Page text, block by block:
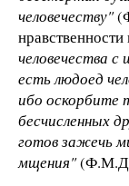
человечеству"
человечества
есть людоед
ибо оскорбите
бесчисленных
готов зажечь
мщения"